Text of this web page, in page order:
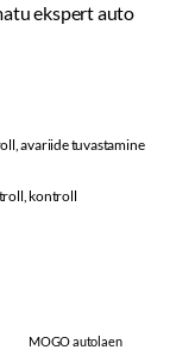
ekspert auto
avariide tuvastamine
kontroll
MOGO autolaen